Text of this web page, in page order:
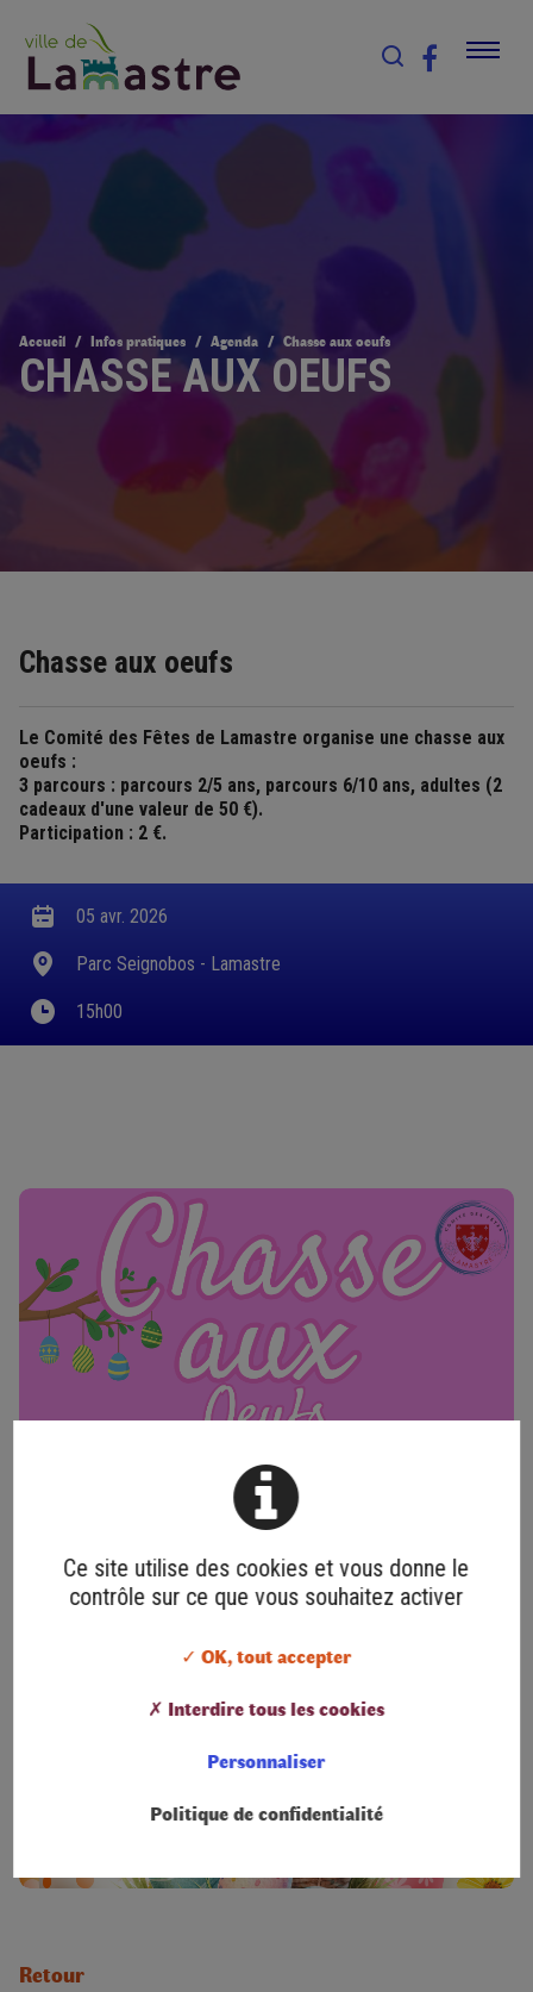
Accueil Infos pratiques Agenda Chasse aux oeufs
CHASSE AUX OEUFS
Chasse aux oeufs
Le Comité des Fêtes de Lamastre organise une chasse aux
oeufs :
3 parcours : parcours 2/5 ans, parcours 6/10 ans, adultes (2
cadeaux d'une valeur de 50 €).
Participation : 2 €.
05 avr. 2026
Parc Seignobos - Lamastre
15h00
Retour
Ce site utilise des cookies et vous donne le
contrôle sur ce que vous souhaitez activer
✓ OK, tout accepter
✗ Interdire tous les cookies
Personnaliser
Politique de confidentialité